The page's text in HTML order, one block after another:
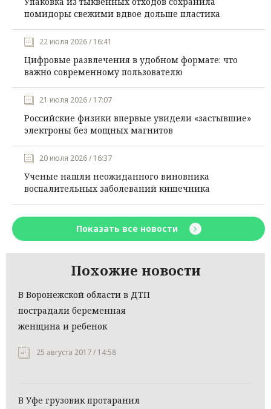
помидоры свежими вдвое дольше пластика
22 июля 2026 / 16:41
Цифровые развлечения в удобном формате: что
важно современному пользователю
21 июля 2026 / 17:07
Российские физики впервые увидели «застывшие»
электроны без мощных магнитов
20 июля 2026 / 16:37
Ученые нашли неожиданного виновника
воспалительных заболеваний кишечника
Показать все новости
Похожие новости
В Воронежской области в ДТП
пострадали беременная
женщина и ребенок
25 августа 2017 / 14:58
В Уфе грузовик протаранил